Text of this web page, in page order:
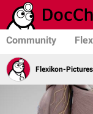
Community
Flexikon-Pictures